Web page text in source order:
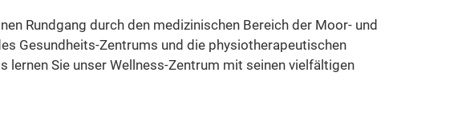
Rundgang durch den medizinischen Bereich der Moor- und
Gesundheits-Zentrums und die physiotherapeutischen
lernen Sie unser Wellness-Zentrum mit seinen vielfältigen